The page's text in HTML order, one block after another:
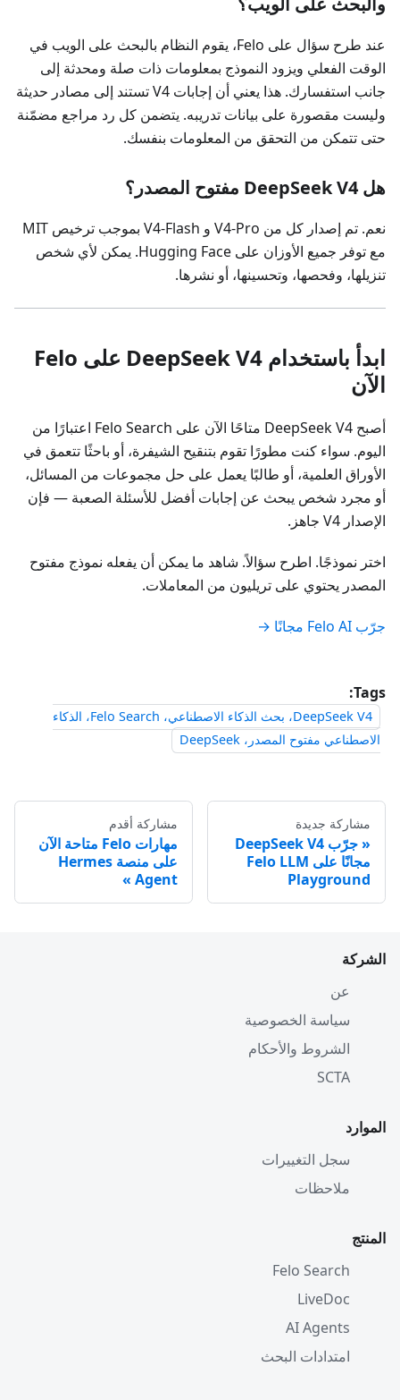
عند طرح سؤال على Felo، يقوم النظام بالبحث على الويب في
الوقت الفعلي ويزود النموذج بمعلومات ذات صلة ومحدثة إلى
جانب استفسارك. هذا يعني أن إجابات V4 تستند إلى مصادر حديثة
وليست مقصورة على بيانات تدريبه. يتضمن كل رد مراجع مضمّنة
حتى تتمكن من التحقق من المعلومات بنفسك.
هل DeepSeek V4 مفتوح المصدر؟
نعم. تم إصدار كل من V4-Pro و V4-Flash بموجب ترخيص MIT
مع توفر جميع الأوزان على Hugging Face. يمكن لأي شخص
تنزيلها، وفحصها، وتحسينها، أو نشرها.
ابدأ باستخدام DeepSeek V4 على Felo
الآن
أصبح DeepSeek V4 متاحًا الآن على Felo Search اعتبارًا من
اليوم. سواء كنت مطورًا تقوم بتنقيح الشيفرة، أو باحثًا تتعمق في
الأوراق العلمية، أو طالبًا يعمل على حل مجموعات من المسائل،
أو مجرد شخص يبحث عن إجابات أفضل للأسئلة الصعبة — فإن
الإصدار V4 جاهز.
اختر نموذجًا. اطرح سؤالاً. شاهد ما يمكن أن يفعله نموذج مفتوح
المصدر يحتوي على تريليون من المعاملات.
جرّب Felo AI مجانًا →
Tags:
DeepSeek V4، بحث الذكاء الاصطناعي، Felo Search، الذكاء
الاصطناعي مفتوح المصدر، DeepSeek
مشاركة جديدة
جرّب DeepSeek V4
مجانًا على Felo LLM
Playground
مشاركة أقدم
مهارات Felo متاحة الآن
على منصة Hermes
Agent
الشركة
عن
سياسة الخصوصية
الشروط والأحكام
SCTA
الموارد
سجل التغييرات
ملاحظات
المنتج
Felo Search
LiveDoc
AI Agents
امتدادات البحث